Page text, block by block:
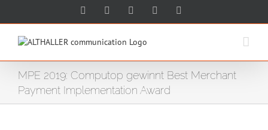
FacebookTwitter LinkedIn
MPE 2019: Computop gewinnt Best Merchant
Payment Implementation Award